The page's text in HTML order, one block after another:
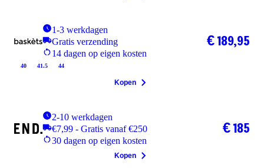
1-3 werkdagen
Gratis verzending
14 dagen op eigen kosten
40 41.5 44
€ 189,95
Kopen
2-10 werkdagen
€7,99 - Gratis vanaf €250
30 dagen op eigen kosten
€ 185
Kopen